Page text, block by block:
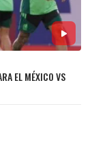
EL MÉXICO VS